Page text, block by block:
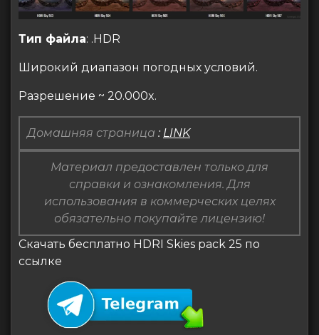
Тип файла: .HDR
Широкий диапазон погодных условий.
Разрешение ~ 20.000x.
Домашняя страница : LINK
Материал предоставлен только для
справки и ознакомления. Для
использования в коммерческих целях
обязательно покупайте лицензию!
Скачать бесплатно HDRI Skies pack 25 по
ссылке